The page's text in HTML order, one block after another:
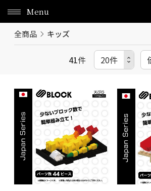
Menu
全商品 キッズ
41件